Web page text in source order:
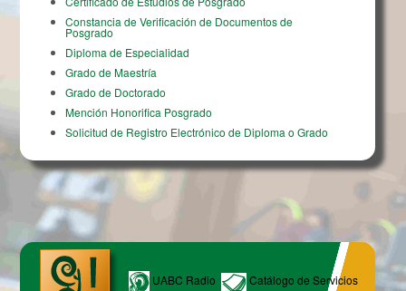
Constancia de Verificación de Documentos de
Posgrado
Diploma de Especialidad
Grado de Maestría
Grado de Doctorado
Mención Honorifica Posgrado
Solicitud de Registro Electrónico de Diploma o Grado
UABC Radio Catálogo de Servicios